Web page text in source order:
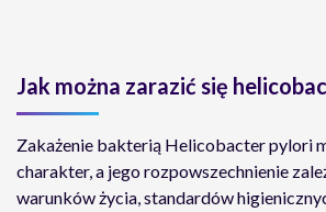
Jak można zarazić się
Zakażenie bakterią Helicobacter pylori
charakter, a jego rozpowszechnienie
warunków życia, standardów